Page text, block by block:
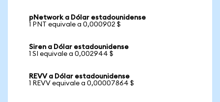
pNetwork a Dólar estadounidense
1 PNT equivale a 0,000902 $
Siren a Dólar estadounidense
1 SI equivale a 0,002944 $
REVV a Dólar estadounidense
1 REVV equivale a 0,00007864 $